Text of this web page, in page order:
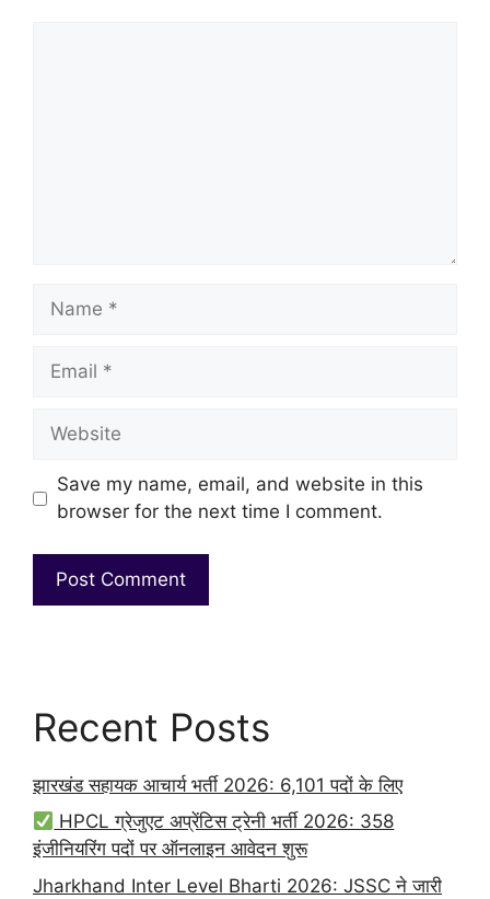
Name
Email
Website
Save my name, email, and website in this
browser for the next time I comment.
Recent Posts
झारखंड सहायक आचार्य भर्ती 2026: 6,101 पदों के लिए
HPCL ग्रेजुएट अप्रेंटिस ट्रेनी भर्ती 2026: 358
इंजीनियरिंग पदों पर ऑनलाइन आवेदन शुरू
Jharkhand Inter Level Bharti 2026: JSSC ने जारी